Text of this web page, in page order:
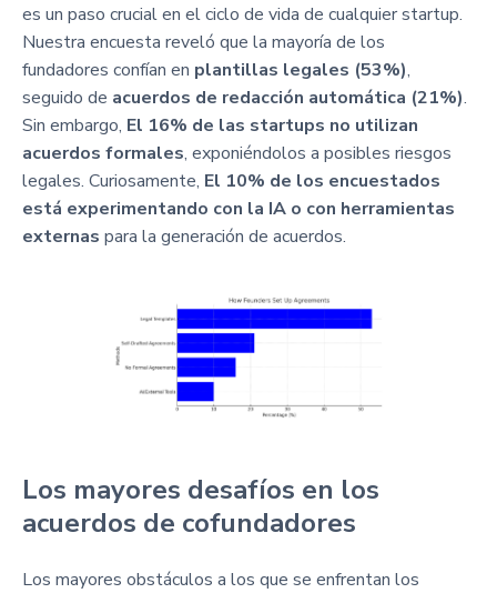
es un paso crucial en el ciclo de vida de cualquier startup.
Nuestra encuesta reveló que la mayoría de los
fundadores confían en plantillas legales (53%),
seguido de acuerdos de redacción automática (21%).
Sin embargo, El 16% de las startups no utilizan
acuerdos formales, exponiéndolos a posibles riesgos
legales. Curiosamente, El 10% de los encuestados
está experimentando con la IA o con herramientas
externas para la generación de acuerdos.
Los mayores desafíos en los
acuerdos de cofundadores
Los mayores obstáculos a los que se enfrentan los